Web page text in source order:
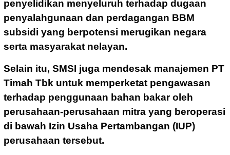
penyelidikan menyeluruh terhadap dugaan
penyalahgunaan dan perdagangan BBM
subsidi yang berpotensi merugikan negara
serta masyarakat nelayan.
Selain itu, SMSI juga mendesak manajemen PT
Timah Tbk untuk memperketat pengawasan
terhadap penggunaan bahan bakar oleh
perusahaan-perusahaan mitra yang beroperasi
di bawah Izin Usaha Pertambangan (IUP)
perusahaan tersebut.